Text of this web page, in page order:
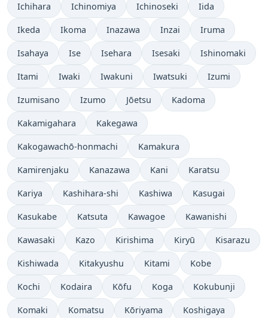
Ichihara Ichinomiya Ichinoseki Iida
Ikeda Ikoma Inazawa Inzai Iruma
Isahaya Ise Isehara Isesaki Ishinomaki
Itami Iwaki Iwakuni Iwatsuki Izumi
Izumisano Izumo Jōetsu Kadoma
Kakamigahara Kakegawa
Kakogawachō-honmachi Kamakura
Kamirenjaku Kanazawa Kani Karatsu
Kariya Kashihara-shi Kashiwa Kasugai
Kasukabe Katsuta Kawagoe Kawanishi
Kawasaki Kazo Kirishima Kiryū Kisarazu
Kishiwada Kitakyushu Kitami Kobe
Kochi Kodaira Kōfu Koga Kokubunji
Komaki Komatsu Kōriyama Koshigaya